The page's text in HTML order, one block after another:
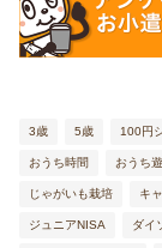
3歳 5歳 100円
おうち時間 おうち
じゃがいも栽培 キ
ジュニアNISA ダイ